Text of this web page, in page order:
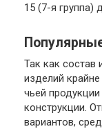
15 (7-я группа)
Так как состав
изделий
чьей
конструкции.
вариантов,